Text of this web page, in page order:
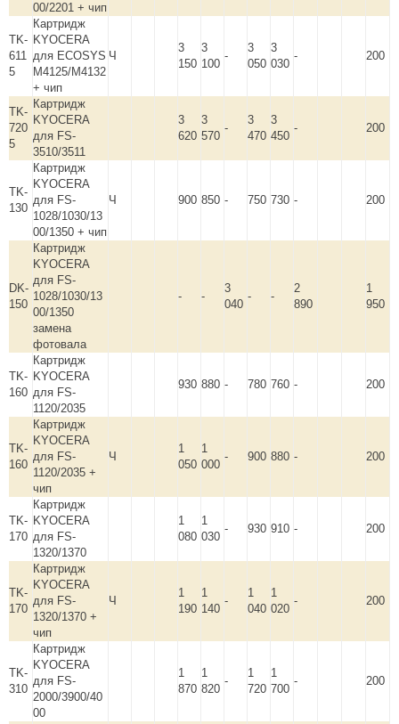
00/2201 + чип
TK-
611
5
Картридж
KYOCERA
для ECOSYS
M4125/M4132
+ чип
Ч
3
150
3
100
-
3
050
3
030
- 200
TK-
720
5
Картридж
KYOCERA
для FS-
3510/3511
3
620
3
570
-
3
470
3
450
- 200
TK-
130
Картридж
KYOCERA
для FS-
1028/1030/13
00/1350 + чип
Ч 900 850 - 750 730 - 200
DK-
150
Картридж
KYOCERA
для FS-
1028/1030/13
00/1350
замена
фотовала
- -
3
040
- -
2
890
1
950
TK-
160
Картридж
KYOCERA
для FS-
1120/2035
930 880 - 780 760 - 200
TK-
160
Картридж
KYOCERA
для FS-
1120/2035 +
чип
Ч
1
050
1
000
- 900 880 - 200
TK-
170
Картридж
KYOCERA
для FS-
1320/1370
1
080
1
030
- 930 910 - 200
TK-
170
Картридж
KYOCERA
для FS-
1320/1370 +
чип
Ч
1
190
1
140
-
1
040
1
020
- 200
TK-
310
Картридж
KYOCERA
для FS-
2000/3900/40
00
1
870
1
820
-
1
720
1
700
- 200